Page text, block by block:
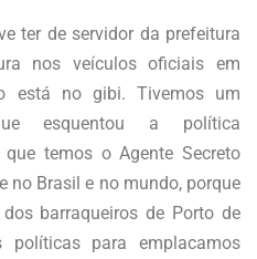
ter de servidor da prefeitura
nos veículos oficiais em
está no gibi. Tivemos um
esquentou a política
temos o Agente Secreto
no Brasil e no mundo, porque
barraqueiros de Porto de
políticas para emplacamos